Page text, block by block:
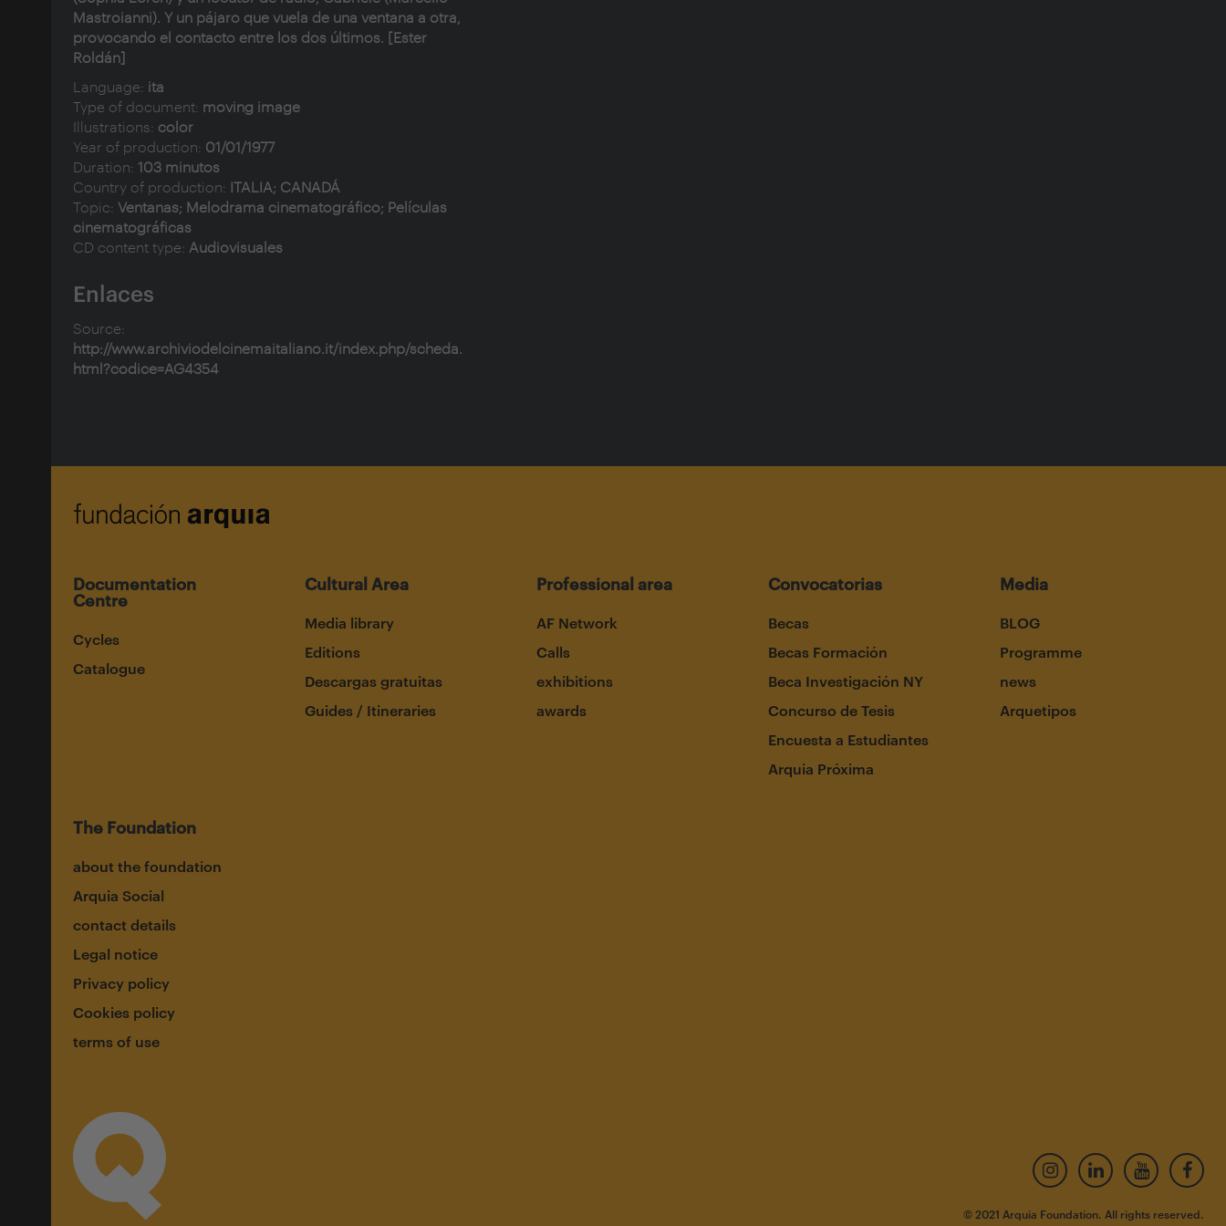
Mastroianni). Y un pájaro que vuela de una ventana a otra,
provocando el contacto entre los dos últimos. [Ester
Roldán]
Language: ita
Type of document: moving image
Illustrations: color
Year of production: 01/01/1977
Duration: 103 minutos
Country of production: ITALIA; CANADÁ
Topic: Ventanas; Melodrama cinematográfico; Películas
cinematográficas
CD content type: Audiovisuales
Enlaces
Source:
http://www.archiviodelcinemaitaliano.it/index.php/scheda.
html?codice=AG4354
Documentation
Centre
Cycles
Catalogue
Cultural Area
Media library
Editions
Descargas gratuitas
Guides / Itineraries
Professional area
AF Network
Calls
exhibitions
awards
Convocatorias
Becas
Becas Formación
Beca Investigación NY
Concurso de Tesis
Encuesta a Estudiantes
Arquia Próxima
Media
BLOG
Programme
news
Arquetipos
The Foundation
about the foundation
Arquia Social
contact details
Legal notice
Privacy policy
Cookies policy
terms of use
© 2021 Arquia Foundation. All rights reserved.